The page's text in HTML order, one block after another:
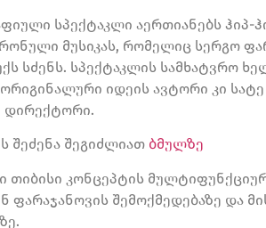
სპექტაკლი აერთიანებს ჰიპ-
მუსიკას, რომელიც სერგო
სძენს. სპექტაკლის სამხატვრო
ორიგინალური იდეის ავტორი კი
დირექტორი.
შეძენა შეგიძლიათ ბმულზე
თიბისი კონცეპტის
ფარაჯანოვის შემოქმედებაზე და